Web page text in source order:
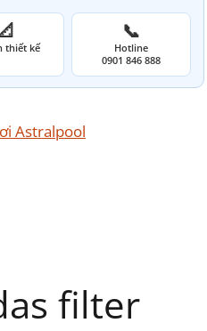
thiết kế
📞
Hotline
0901 846 888
Astralpool
filter